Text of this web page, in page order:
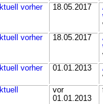
vorher 18.05.2017
vorher 18.05.2017
vorher 01.01.2013
vor
01.01.2013